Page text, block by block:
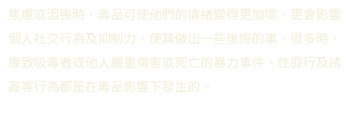
焦慮或沮喪時，毒品可使他們的情緒變得更加壞，更會影響
個人社交行為及抑制力，使其做出一些後悔的事。很多時，
導致吸毒者或他人嚴重傷害或死亡的暴力事件、性罪行及誘
姦等行為都是在毒品影響下發生的。